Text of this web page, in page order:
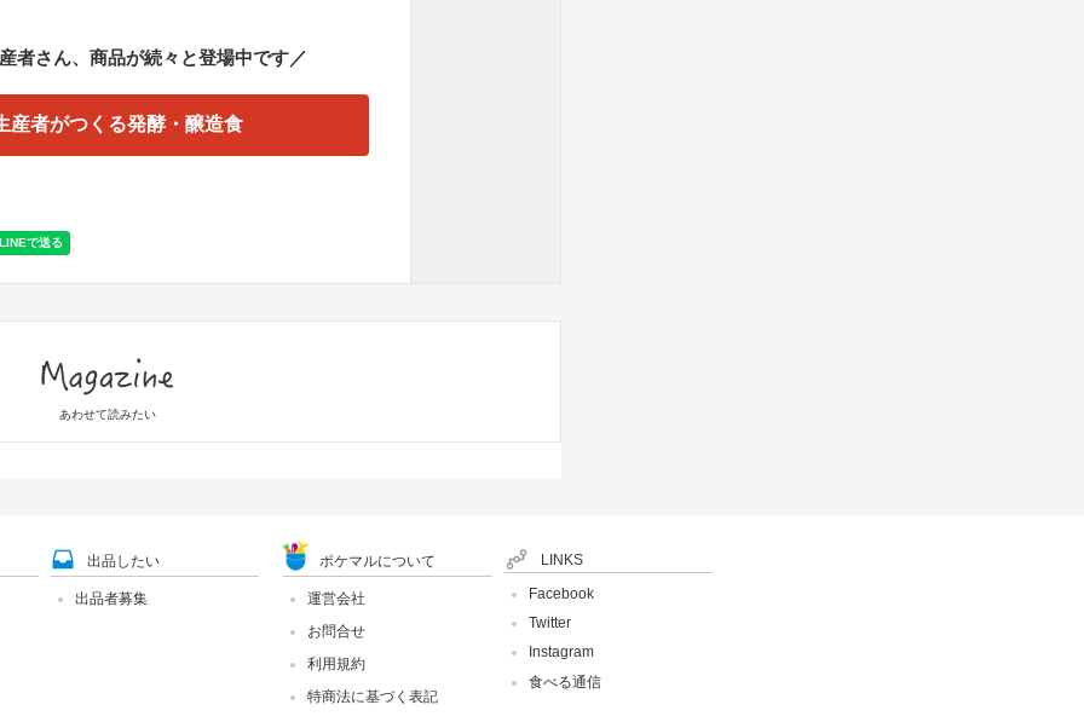
者さん、商品が続々と登場中です／
産者がつくる発酵・醸造食
あわせて読みたい
出品したい
出品者募集
ポケマルについて
運営会社
お問合せ
利用規約
特商法に基づく表記
LINKS
Facebook
Twitter
Instagram
食べる通信